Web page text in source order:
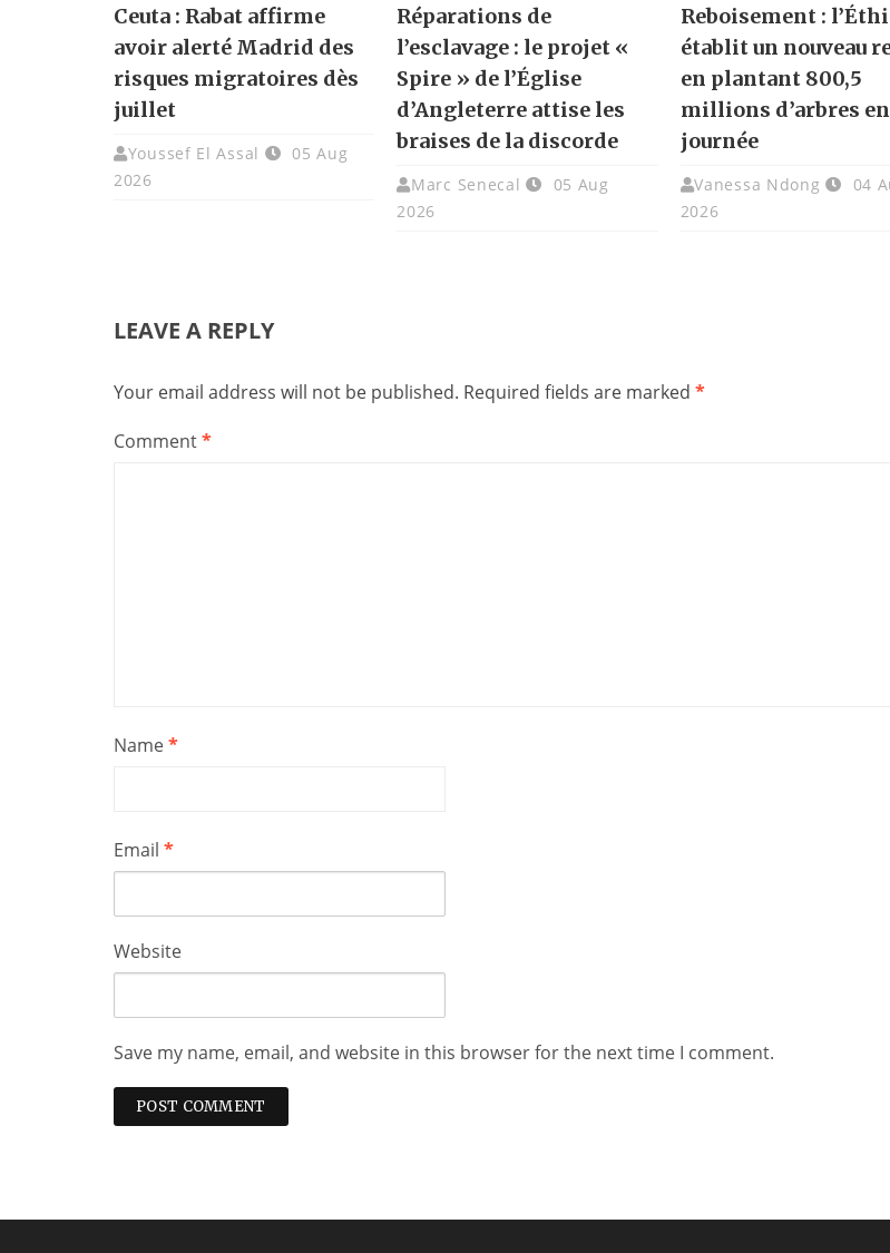
Ceuta : Rabat affirme
avoir alerté Madrid des
risques migratoires dès
juillet
Youssef El Assal
05 Aug
2026
Réparations de
l’esclavage : le projet «
Spire » de l’Église
d’Angleterre attise les
braises de la discorde
Marc Senecal
05 Aug
2026
Reboisement :
établit un nouveau
en plantant 800,5
millions d’arbres
journée
Vanessa Ndong
04
2026
LEAVE A REPLY
Your email address will not be published. Required fields are marked *
Comment*
Name*
Email *
Website
Save my name, email, and website in this browser for the next time I comment.